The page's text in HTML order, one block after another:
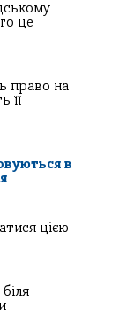
це
право на
її
в
цією